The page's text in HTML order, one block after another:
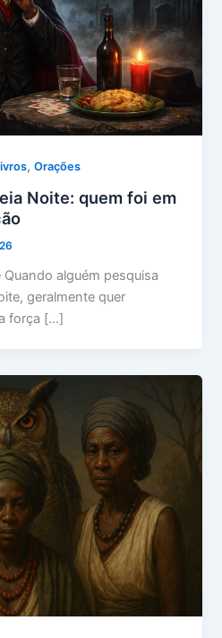
,Orações
Noite: quem foi em
Quando alguém pesquisa
geralmente quer
força […]